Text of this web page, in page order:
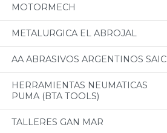
MOTORMECH
METALURGICA EL ABROJAL
AA ABRASIVOS ARGENTINOS SAIC
HERRAMIENTAS NEUMATICAS
PUMA (BTA TOOLS)
TALLERES GAN MAR